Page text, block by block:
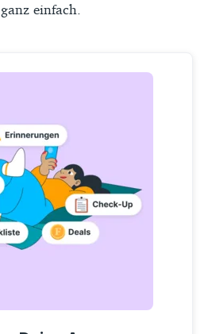
einfach.